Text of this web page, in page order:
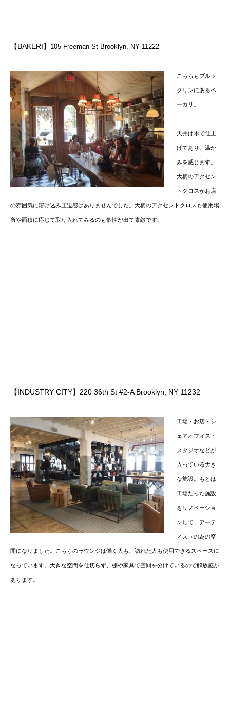
【BAKERI】 105 Freeman St Brooklyn, NY 11222
こちらもブルッ
クリンにあるベ
ーカリ。
天井は木で仕上
げてあり、温か
みを感じます。
大柄のアクセン
トクロスがお店
の雰囲気に溶け込み圧迫感はありませんでした。大柄のアクセントクロスも使用場
所や面積に応じて取り入れてみるのも個性が出て素敵です。
【INDUSTRY CITY】220 36th St #2-A Brooklyn, NY 11232
工場・お店・シ
ェアオフィス・
スタジオなどが
入っている大き
な施設。もとは
工場だった施設
をリノベーショ
ンして、アーテ
ィストの為の空
間になりました。こちらのラウンジは働く人も、訪れた人も使用できるスペースに
なっています。大きな空間を仕切らず、棚や家具で空間を分けているので解放感が
あります。